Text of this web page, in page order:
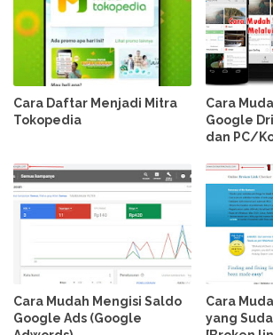
Cara Daftar Menjadi Mitra
Tokopedia
Cara
Google
dan PC/
Cara Mudah Mengisi Saldo
Google Ads (Google
Cara
yang